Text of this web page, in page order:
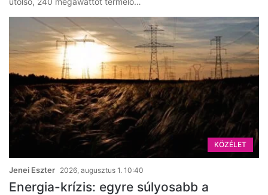
KÖZÉLET
Jenei Eszter 2026, augusztus 1. 10:40
Energia-krízis: egyre súlyosabb a